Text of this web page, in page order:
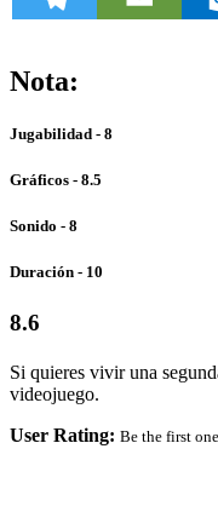
Nota:
Jugabilidad - 8
Gráficos - 8.5
Sonido - 8
Duración - 10
8.6
Si quieres vivir una
videojuego.
User Rating: Be the first